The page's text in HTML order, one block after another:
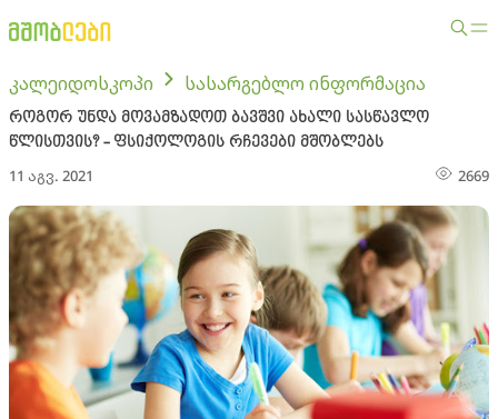
კალეიდოსკოპი სასარგებლო ინფორმაცია
როგორ უნდა მოვამზადოთ ბავშვი ახალი სასწავლო
წლისთვის? - ფსიქოლოგის რჩევები მშობლებს
11 აგვ. 2021 2669